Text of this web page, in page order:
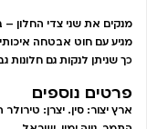
מנקים את שני צדי החלון
מגיע עם חוט אבטחה
כך שניתן לנקות גם
פרטים נוספים
ארץ יצור: סין. יצרן: